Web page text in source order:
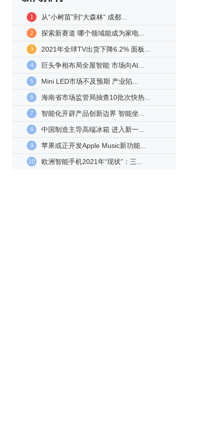
1 从“小树苗”到“大森林” 成都...
2 探索新赛道 哪个领域能成为家电...
3 2021年全球TV出货下降6.2% 面板...
4 巨头争相布局全屋智能 市场向AI...
5 Mini LED市场不及预期 产业陷...
6 海南省市场监管局抽查10批次快热...
7 智能化开辟产品创新边界 智能坐...
8 中国制造主导高端冰箱 进入新一...
9 苹果或正开发Apple Music新功能...
10 欧洲智能手机2021年“现状”：三...